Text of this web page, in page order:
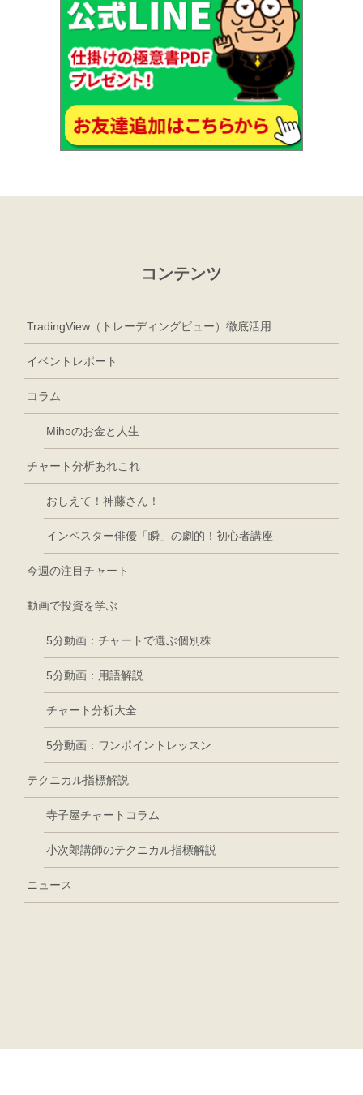
コンテンツ
TradingView（トレーディングビュー）徹底活用
イベントレポート
コラム
Mihoのお金と人生
チャート分析あれこれ
おしえて！神藤さん！
インベスター俳優「瞬」の劇的！初心者講座
今週の注目チャート
動画で投資を学ぶ
5分動画：チャートで選ぶ個別株
5分動画：用語解説
チャート分析大全
5分動画：ワンポイントレッスン
テクニカル指標解説
寺子屋チャートコラム
小次郎講師のテクニカル指標解説
ニュース